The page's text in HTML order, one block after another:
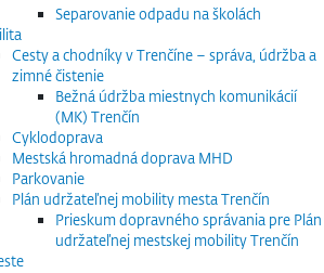
Separovanie odpadu na školách
Cesty a chodníky v Trenčíne – správa, údržba a
zimné čistenie
Bežná údržba miestnych komunikácií
(MK) Trenčín
Cyklodoprava
Mestská hromadná doprava MHD
Parkovanie
Plán udržateľnej mobility mesta Trenčín
Prieskum dopravného správania pre Plán
udržateľnej mestskej mobility Trenčín